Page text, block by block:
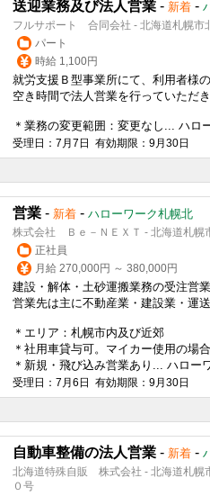
送迎業務及び法人営業 - 新着 -
フルサポート 合同会社 - 北海道札幌市
パート
時給 1,100円
就労支援Ｂ型事業所にて、利用者様の
空き時間で法人営業を行っていただき
＊業務の変更範囲：変更なし... ハロ
受理日：7月7日 有効期限：9月30日
営業 - 新着 - ハローワーク札幌北
株式会社 Ｂｅ－ＮＥＸＴ - 北海道札幌
正社員
月給 270,000円 ～ 380,000円
建設・解体・土砂運搬業務の受注営業
営業先は主に不動産業・建設業・運
＊エリア：札幌市内及び近郊
＊社用車貸与可。マイカー使用の場
＊新規・飛び込み営業あり... ハロー
受理日：7月6日 有効期限：9月30日
自動車整備の法人営業 - 新着 -
北海道特殊自販 株式会社 - 北海道札幌
０号